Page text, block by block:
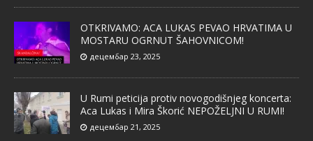
OTKRIVAMO: ACA LUKAS PEVAO HRVATIMA U
MOSTARU OGRNUT ŠAHOVNICOM!
децембар 23, 2025
U Rumi peticija protiv novogodišnjeg koncerta:
Aca Lukas i Mira Škorić NEPOŽELJNI U RUMI!
децембар 21, 2025